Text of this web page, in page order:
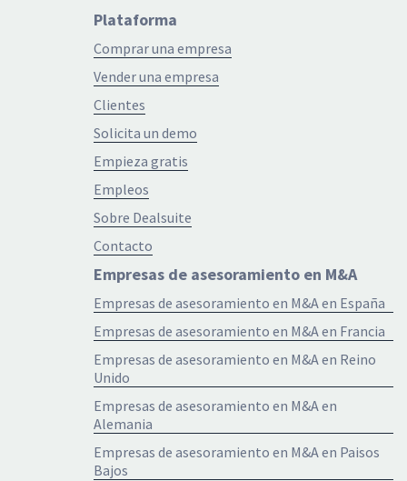
Plataforma
Comprar una empresa
Vender una empresa
Clientes
Solicita un demo
Empieza gratis
Empleos
Sobre Dealsuite
Contacto
Empresas de asesoramiento en M&A
Empresas de asesoramiento en M&A en España
Empresas de asesoramiento en M&A en Francia
Empresas de asesoramiento en M&A en Reino
Unido
Empresas de asesoramiento en M&A en
Alemania
Empresas de asesoramiento en M&A en Paisos
Bajos